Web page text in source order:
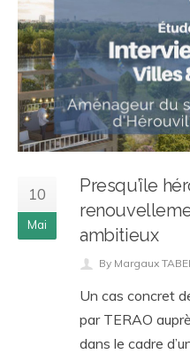
10
Mai
Presqu’île
ambitieux
By Margaux
Un cas concret
par TERAO
dans le cadre